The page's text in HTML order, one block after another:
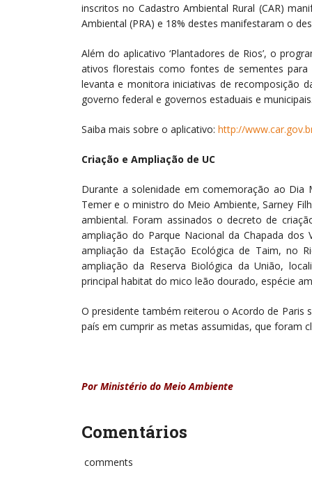
inscritos no Cadastro Ambiental Rural (CAR)
Ambiental (PRA) e 18% destes manifestaram o
Além do aplicativo ‘Plantadores de Rios’, o
ativos florestais como fontes de sementes para
levanta e monitora iniciativas de recomposição
governo federal e governos estaduais e municipais.
Saiba mais sobre o aplicativo: http://
Criação e Ampliação de UC
Durante a solenidade em comemoração ao Dia
Temer e o ministro do Meio Ambiente, Sarney
ambiental. Foram assinados o decreto de
ampliação do Parque Nacional da Chapada
ampliação da Estação Ecológica de Taim, no
ampliação da Reserva Biológica da União,
principal habitat do mico leão dourado, espécie
O presidente também reiterou o Acordo de
país em cumprir as metas assumidas, que foram
Por Ministério do Meio Ambiente
Comentários
comments